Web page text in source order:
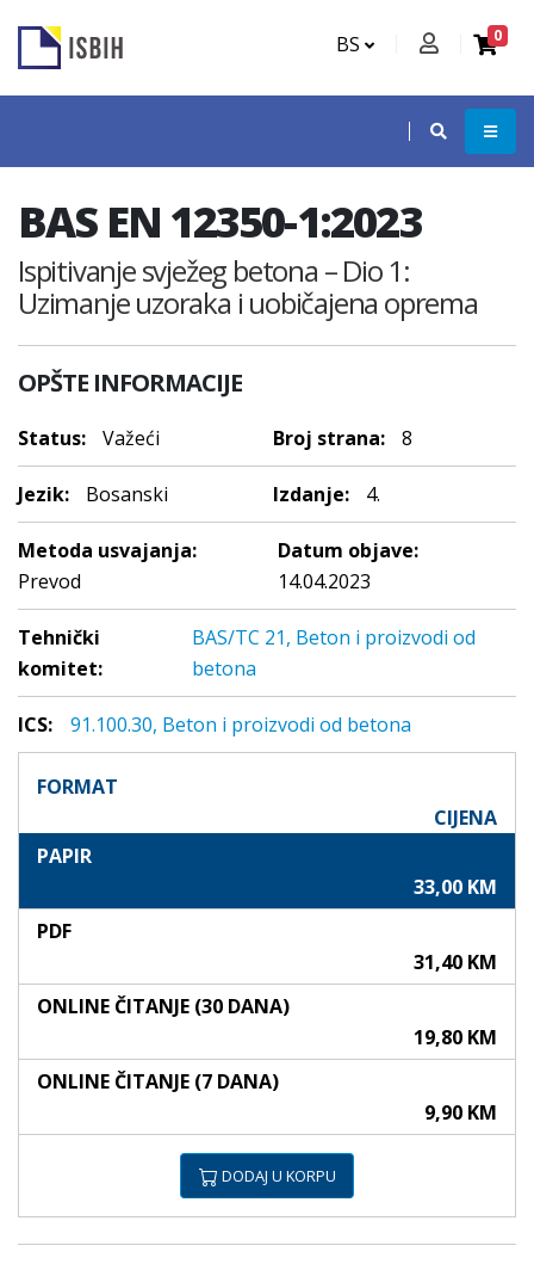
BS 0
BAS EN 12350-1:2023
Ispitivanje svježeg betona – Dio 1:
Uzimanje uzoraka i uobičajena oprema
OPŠTE INFORMACIJE
Status: Važeći Broj strana: 8
Jezik: Bosanski Izdanje: 4.
Metoda usvajanja:
Prevod
Datum objave:
14.04.2023
Tehnički
komitet:
BAS/TC 21, Beton i proizvodi od
betona
ICS: 91.100.30, Beton i proizvodi od betona
FORMAT
CIJENA
PAPIR
33,00 KM
PDF
31,40 KM
ONLINE ČITANJE (30 DANA)
19,80 KM
ONLINE ČITANJE (7 DANA)
9,90 KM
DODAJ U KORPU